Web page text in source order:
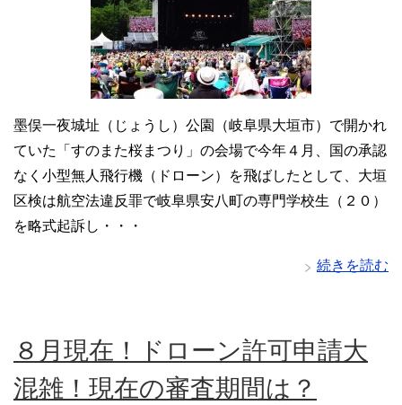
墨俣一夜城址（じょうし）公園（岐阜県大垣市）で開かれ
ていた「すのまた桜まつり」の会場で今年４月、国の承認
なく小型無人飛行機（ドローン）を飛ばしたとして、大垣
区検は航空法違反罪で岐阜県安八町の専門学校生（２０）
を略式起訴し・・・
続きを読む
８月現在！ドローン許可申請大
混雑！現在の審査期間は？